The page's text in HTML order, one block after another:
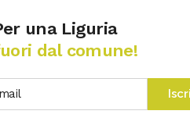
una Liguria
dal comune!